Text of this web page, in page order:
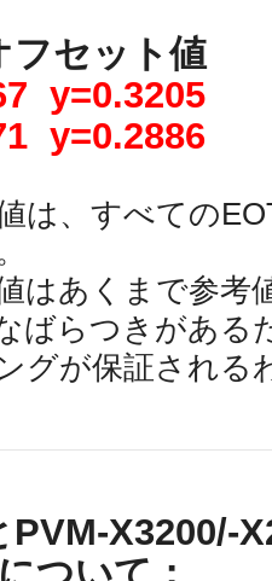
フセット値
y=0.3205
y=0.2886
は、すべての
はあくまで参考
ばらつきがある
グが保証される
PVM-X3200/-